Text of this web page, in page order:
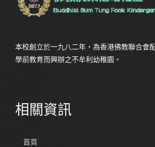
本校創立於一九八二年，為香港佛教聯合會
學前教育而興辦之不牟利幼稚園。
相關資訊
首頁